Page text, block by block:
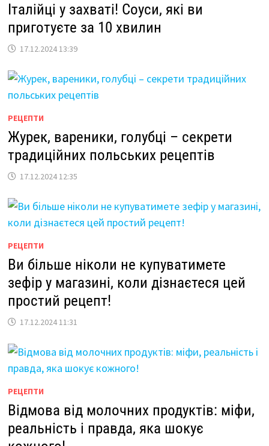
Італійці у захваті! Соуси, які ви
приготуєте за 10 хвилин
17.12.2024 13:39
РЕЦЕПТИ
Журек, вареники, голубці – секрети
традиційних польських рецептів
17.12.2024 12:35
РЕЦЕПТИ
Ви більше ніколи не купуватимете
зефір у магазині, коли дізнаєтеся цей
простий рецепт!
17.12.2024 11:31
РЕЦЕПТИ
Відмова від молочних продуктів: міфи,
реальність і правда, яка шокує